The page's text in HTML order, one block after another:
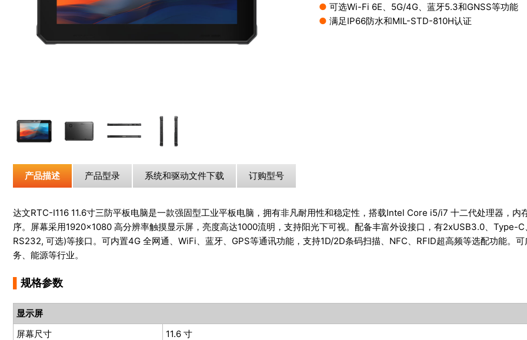
● 可选Wi-Fi 6E、5G/4G、蓝牙5.3和GNSS等功能
● 满足IP66防水和MIL-STD-810H认证
产品描述 产品型录 系统和驱动文件下载 订购型号
达文RTC-I116 11.6寸三防平板电脑是一款强固型工业平板电脑，拥有非凡耐用性和稳定性，搭载Intel Core i5/i7 十二代处理器，
序。屏幕采用1920×1080 高分辨率触摸显示屏，亮度高达1000流明，支持阳光下可视。配备丰富外设接口，有2xUSB3.0、
RS232, 可选)等接口。可内置4G 全网通、WiFi、蓝牙、GPS等通讯功能，支持1D/2D条码扫描、NFC、RFID超高频等选配功能。
务、能源等行业。
规格参数
显示屏
屏幕尺寸
11.6 寸